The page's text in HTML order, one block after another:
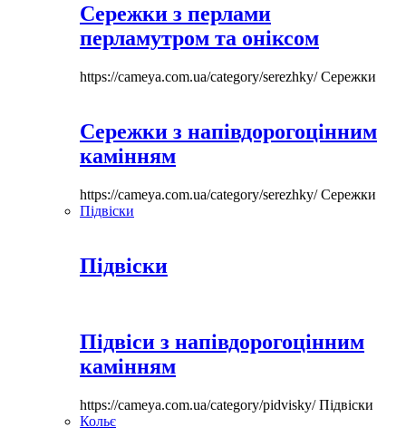
Сережки з перлами
перламутром та оніксом
https://cameya.com.ua/category/serezhky/Сережки
Сережки з напівдорогоцінним
камінням
https://cameya.com.ua/category/serezhky/Сережки
Підвіски
Підвіски
Підвіси з напівдорогоцінним
камінням
https://cameya.com.ua/category/pidvisky/Підвіски
Кольє